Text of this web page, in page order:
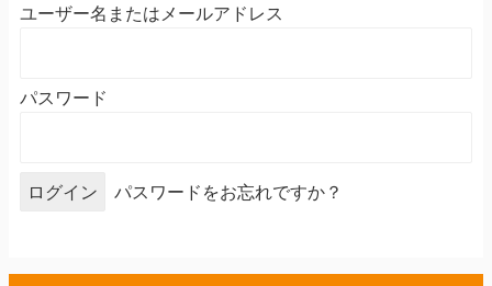
ユーザー名またはメールアドレス
パスワード
パスワードをお忘れですか？